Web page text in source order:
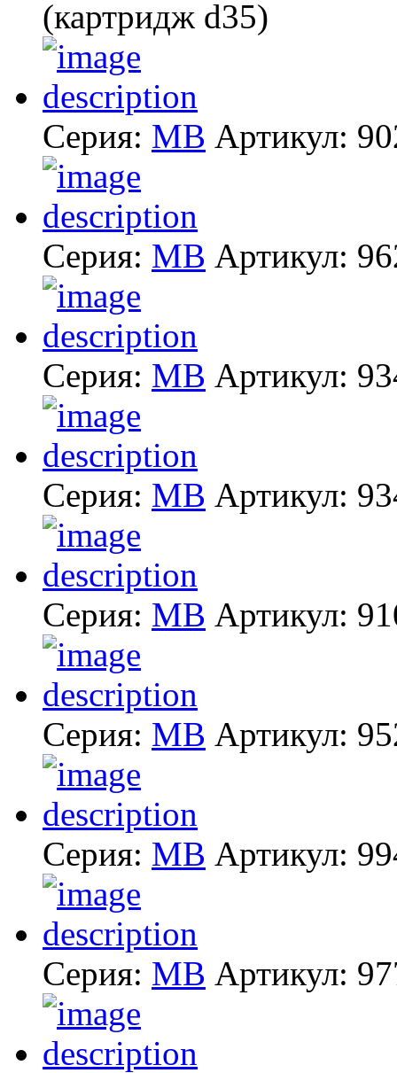
(картридж d35)
Серия: MB Артикул:
Серия: MB Артикул:
Серия: MB Артикул:
Серия: MB Артикул:
Серия: MB Артикул:
Серия: MB Артикул:
Серия: MB Артикул:
Серия: MB Артикул: